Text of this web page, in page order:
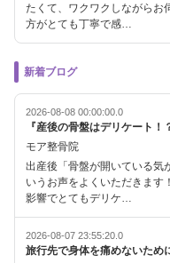
たくて、ワクワクしながらお
方がとても丁寧で感…
新着ブログ
2026-08-08 00:00:00.0
『産後の骨盤はデリケート！
モア整骨院
出産後「骨盤が開いている気
いうお声をよくいただきます
影響でとてもデリケ…
2026-08-07 23:55:20.0
旅行先で身体を痛めないため